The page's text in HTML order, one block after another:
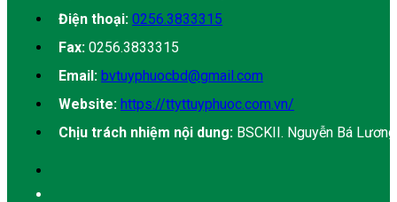
Điện thoại: 0256.3833315
Fax: 0256.3833315
Email: bvtuyphuocbd@gmail.com
Website: https://ttyttuyphuoc.com.vn/
Chịu trách nhiệm nội dung: BSCKII. Nguyễn Bá